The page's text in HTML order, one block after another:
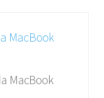
MacBook
MacBook